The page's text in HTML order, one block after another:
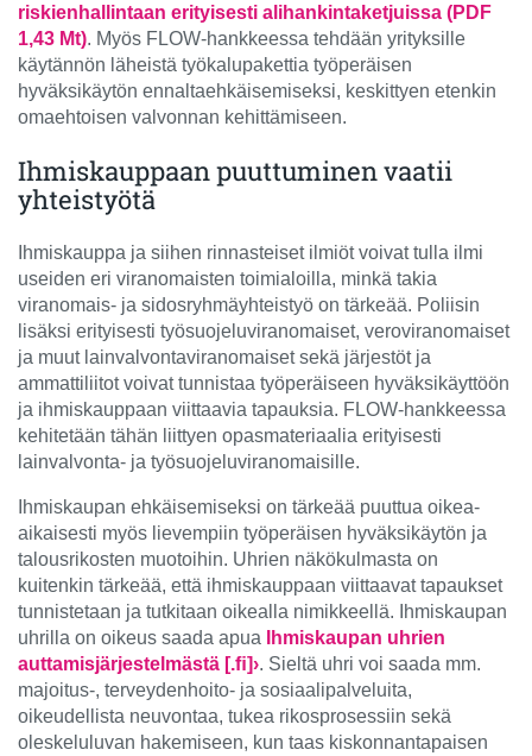
riskienhallintaan erityisesti alihankintaketjuissa (PDF
1,43 Mt). Myös FLOW-hankkeessa tehdään yrityksille
käytännön läheistä työkalupakettia työperäisen
hyväksikäytön ennaltaehkäisemiseksi, keskittyen etenkin
omaehtoisen valvonnan kehittämiseen.
Ihmiskauppaan puuttuminen vaatii
yhteistyötä
Ihmiskauppa ja siihen rinnasteiset ilmiöt voivat tulla ilmi
useiden eri viranomaisten toimialoilla, minkä takia
viranomais- ja sidosryhmäyhteistyö on tärkeää. Poliisin
lisäksi erityisesti työsuojeluviranomaiset, veroviranomaiset
ja muut lainvalvontaviranomaiset sekä järjestöt ja
ammattiliitot voivat tunnistaa työperäiseen hyväksikäyttöön
ja ihmiskauppaan viittaavia tapauksia. FLOW-hankkeessa
kehitetään tähän liittyen opasmateriaalia erityisesti
lainvalvonta- ja työsuojeluviranomaisille.
Ihmiskaupan ehkäisemiseksi on tärkeää puuttua oikea-
aikaisesti myös lievempiin työperäisen hyväksikäytön ja
talousrikosten muotoihin. Uhrien näkökulmasta on
kuitenkin tärkeää, että ihmiskauppaan viittaavat tapaukset
tunnistetaan ja tutkitaan oikealla nimikkeellä. Ihmiskaupan
uhrilla on oikeus saada apua Ihmiskaupan uhrien
auttamisjärjestelmästä [.ﬁ]›. Sieltä uhri voi saada mm.
majoitus-, terveydenhoito- ja sosiaalipalveluita,
oikeudellista neuvontaa, tukea rikosprosessiin sekä
oleskeluluvan hakemiseen, kun taas kiskonnantapaisen